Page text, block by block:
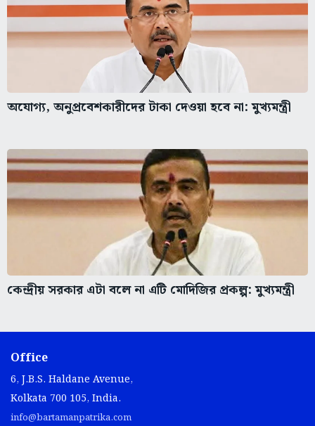
অযোগ্য, অনুপ্রবেশকারীদের টাকা দেওয়া হবে না: মুখ্যমন্ত্রী
কেন্দ্রীয় সরকার এটা বলে না এটি মোদিজির প্রকল্প: মুখ্যমন্ত্রী
Office
6, J.B.S. Haldane Avenue,
Kolkata 700 105, India.
info@bartamanpatrika.com